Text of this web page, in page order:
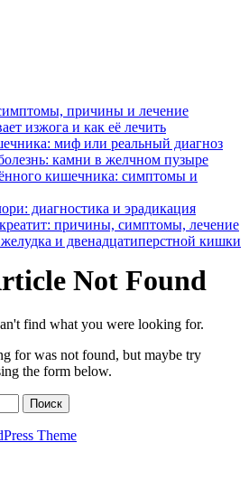
причины и лечение
изжога и как её лечить
миф или реальный диагноз
камни в желчном пузыре
кишечника: симптомы и
диагностика и эрадикация
причины, симптомы, лечение
и двенадцатиперстной кишки
Not Found
find what you were looking for.
for was not found, but maybe try
the form below.
Theme